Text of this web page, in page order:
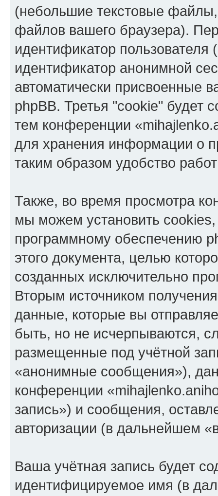
(небольшие текстовые
файлов вашего браузера).
идентификатор
идентификатор анонимной
автоматически присвоенные
phpBB. Третья "cookie" будет
тем конференции
для хранения информации о
таким образом удобство
Также, во время просмотра
мы можем установить
программному обеспечению
этого документа, целью
созданных исключительно
Вторым источником
данные, которые вы
быть, но не исчерпываются,
размещенные под учётной
«анонимные сообщения»),
конференции
запись») и сообщения,
авторизации (в дальнейшем
Ваша учётная запись будет
идентифицируемое имя (в